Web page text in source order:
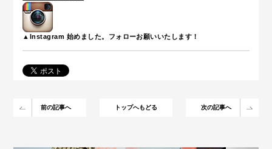
▲Instagram 始めました。フォローお願いいたします！
前の記事へ トップへもどる 次の記事へ